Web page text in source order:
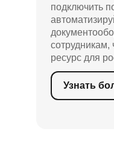
подключить
сотрудникам,
ресурс для
Узнать